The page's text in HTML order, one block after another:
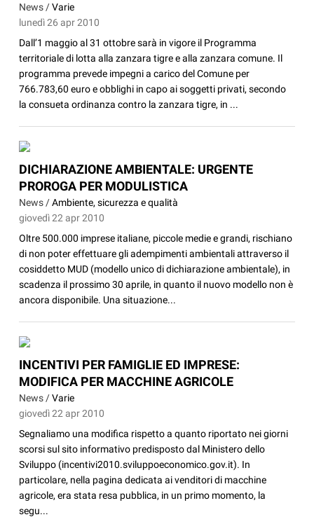
News /Varie
lunedì 26 apr 2010
Dall’1 maggio al 31 ottobre sarà in vigore il Programma
territoriale di lotta alla zanzara tigre e alla zanzara comune. Il
programma prevede impegni a carico del Comune per
766.783,60 euro e obblighi in capo ai soggetti privati, secondo
la consueta ordinanza contro la zanzara tigre, in ...
DICHIARAZIONE AMBIENTALE: URGENTE
PROROGA PER MODULISTICA
News /Ambiente, sicurezza e qualità
giovedì 22 apr 2010
Oltre 500.000 imprese italiane, piccole medie e grandi, rischiano
di non poter effettuare gli adempimenti ambientali attraverso il
cosiddetto MUD (modello unico di dichiarazione ambientale), in
scadenza il prossimo 30 aprile, in quanto il nuovo modello non è
ancora disponibile. Una situazione...
INCENTIVI PER FAMIGLIE ED IMPRESE:
MODIFICA PER MACCHINE AGRICOLE
News /Varie
giovedì 22 apr 2010
Segnaliamo una modifica rispetto a quanto riportato nei giorni
scorsi sul sito informativo predisposto dal Ministero dello
Sviluppo (incentivi2010.sviluppoeconomico.gov.it). In
particolare, nella pagina dedicata ai venditori di macchine
agricole, era stata resa pubblica, in un primo momento, la
segu...